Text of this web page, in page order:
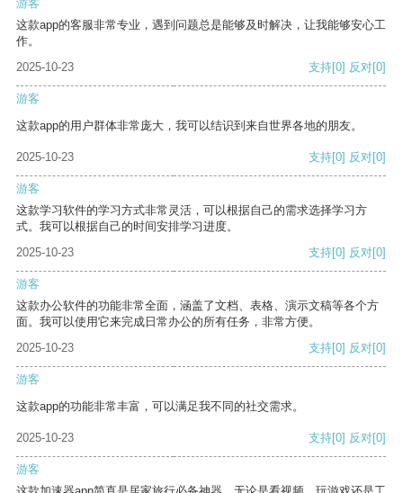
游客
这款app的客服非常专业，遇到问题总是能够及时解决，让我能够安心工
作。
2025-10-23
支持[0] 反对[0]
游客
这款app的用户群体非常庞大，我可以结识到来自世界各地的朋友。
2025-10-23 支持[0] 反对[0]
游客
这款学习软件的学习方式非常灵活，可以根据自己的需求选择学习方
式。我可以根据自己的时间安排学习进度。
2025-10-23
支持[0] 反对[0]
游客
这款办公软件的功能非常全面，涵盖了文档、表格、演示文稿等各个方
面。我可以使用它来完成日常办公的所有任务，非常方便。
2025-10-23
支持[0] 反对[0]
游客
这款app的功能非常丰富，可以满足我不同的社交需求。
2025-10-23 支持[0] 反对[0]
游客